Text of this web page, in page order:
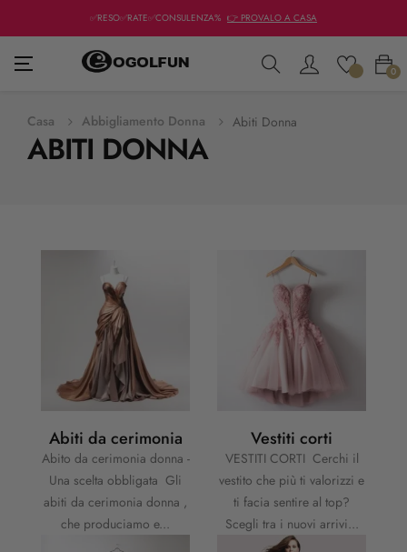
✅RESO✅RATE✅CONSULENZA% 👉 PROVALO A CASA
navigazione
☰ 0
ABITI DONNA
Casa Abbigliamento Donna Abiti Donna
Abiti da cerimonia
Abito da cerimonia donna -
Una scelta obbligata Gli
abiti da cerimonia donna ,
che produciamo e...
Vestiti corti
VESTITI CORTI Cerchi il
vestito che più ti valorizzi e
ti facia sentire al top?
Scegli tra i nuovi arrivi...